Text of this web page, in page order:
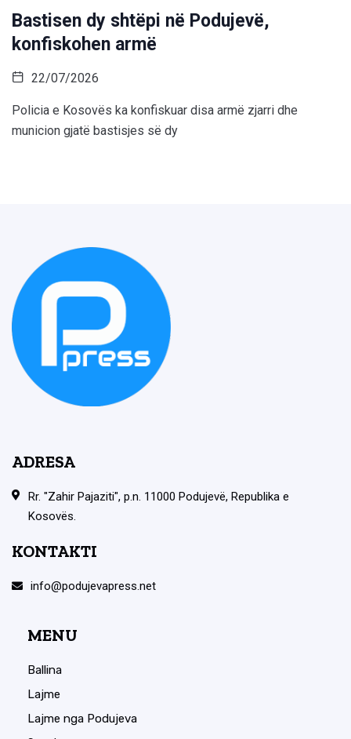
Bastisen dy shtëpi në Podujevë,
konfiskohen armë
22/07/2026
Policia e Kosovës ka konfiskuar disa armë zjarri dhe
municion gjatë bastisjes së dy
ADRESA
Rr. "Zahir Pajaziti", p.n. 11000 Podujevë, Republika e
Kosovës.
KONTAKTI
info@podujevapress.net
MENU
Ballina
Lajme
Lajme nga Podujeva